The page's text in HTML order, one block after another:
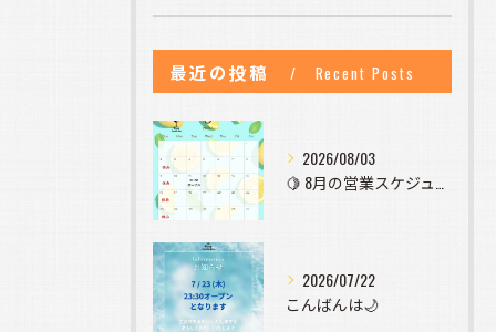
最近の投稿 Recent Posts
2026/08/03
2026/07/22
こんばんは🌙